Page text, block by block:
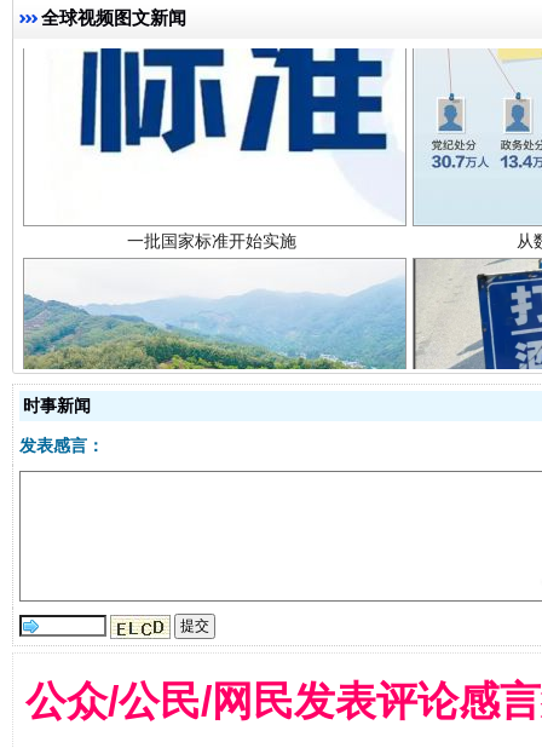
全球视频图文新闻
一批国家标准开始实施 从
时事新闻
发表感言：
公众/公民/网民发表评论感